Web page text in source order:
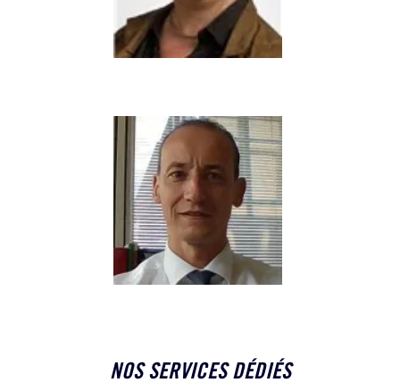
Directrice Juridique
SÉBASTIEN PLUCHE
Directeur Juridique
NOS SERVICES DÉDIÉS